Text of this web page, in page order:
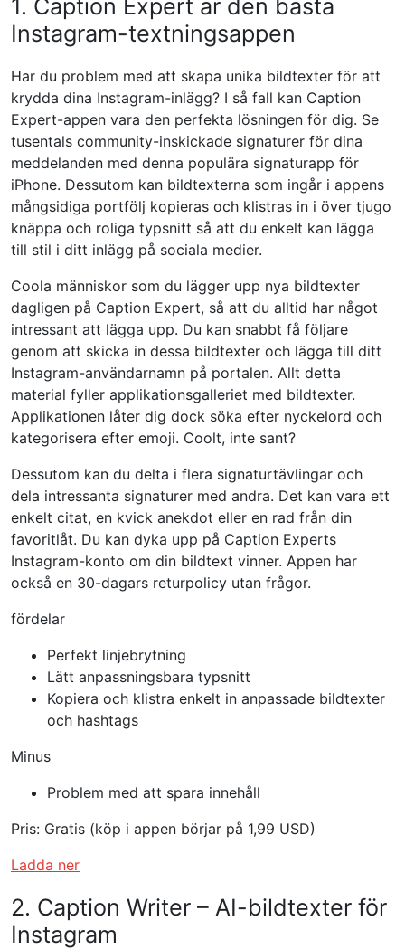
1. Caption Expert är den bästa
Instagram-textningsappen
Har du problem med att skapa unika bildtexter för att
krydda dina Instagram-inlägg? I så fall kan Caption
Expert-appen vara den perfekta lösningen för dig. Se
tusentals community-inskickade signaturer för dina
meddelanden med denna populära signaturapp för
iPhone. Dessutom kan bildtexterna som ingår i appens
mångsidiga portfölj kopieras och klistras in i över tjugo
knäppa och roliga typsnitt så att du enkelt kan lägga
till stil i ditt inlägg på sociala medier.
Coola människor som du lägger upp nya bildtexter
dagligen på Caption Expert, så att du alltid har något
intressant att lägga upp. Du kan snabbt få följare
genom att skicka in dessa bildtexter och lägga till ditt
Instagram-användarnamn på portalen. Allt detta
material fyller applikationsgalleriet med bildtexter.
Applikationen låter dig dock söka efter nyckelord och
kategorisera efter emoji. Coolt, inte sant?
Dessutom kan du delta i flera signaturtävlingar och
dela intressanta signaturer med andra. Det kan vara ett
enkelt citat, en kvick anekdot eller en rad från din
favoritlåt. Du kan dyka upp på Caption Experts
Instagram-konto om din bildtext vinner. Appen har
också en 30-dagars returpolicy utan frågor.
fördelar
Perfekt linjebrytning
Lätt anpassningsbara typsnitt
Kopiera och klistra enkelt in anpassade bildtexter
och hashtags
Minus
Problem med att spara innehåll
Pris: Gratis (köp i appen börjar på 1,99 USD)
Ladda ner
2. Caption Writer – AI-bildtexter för
Instagram